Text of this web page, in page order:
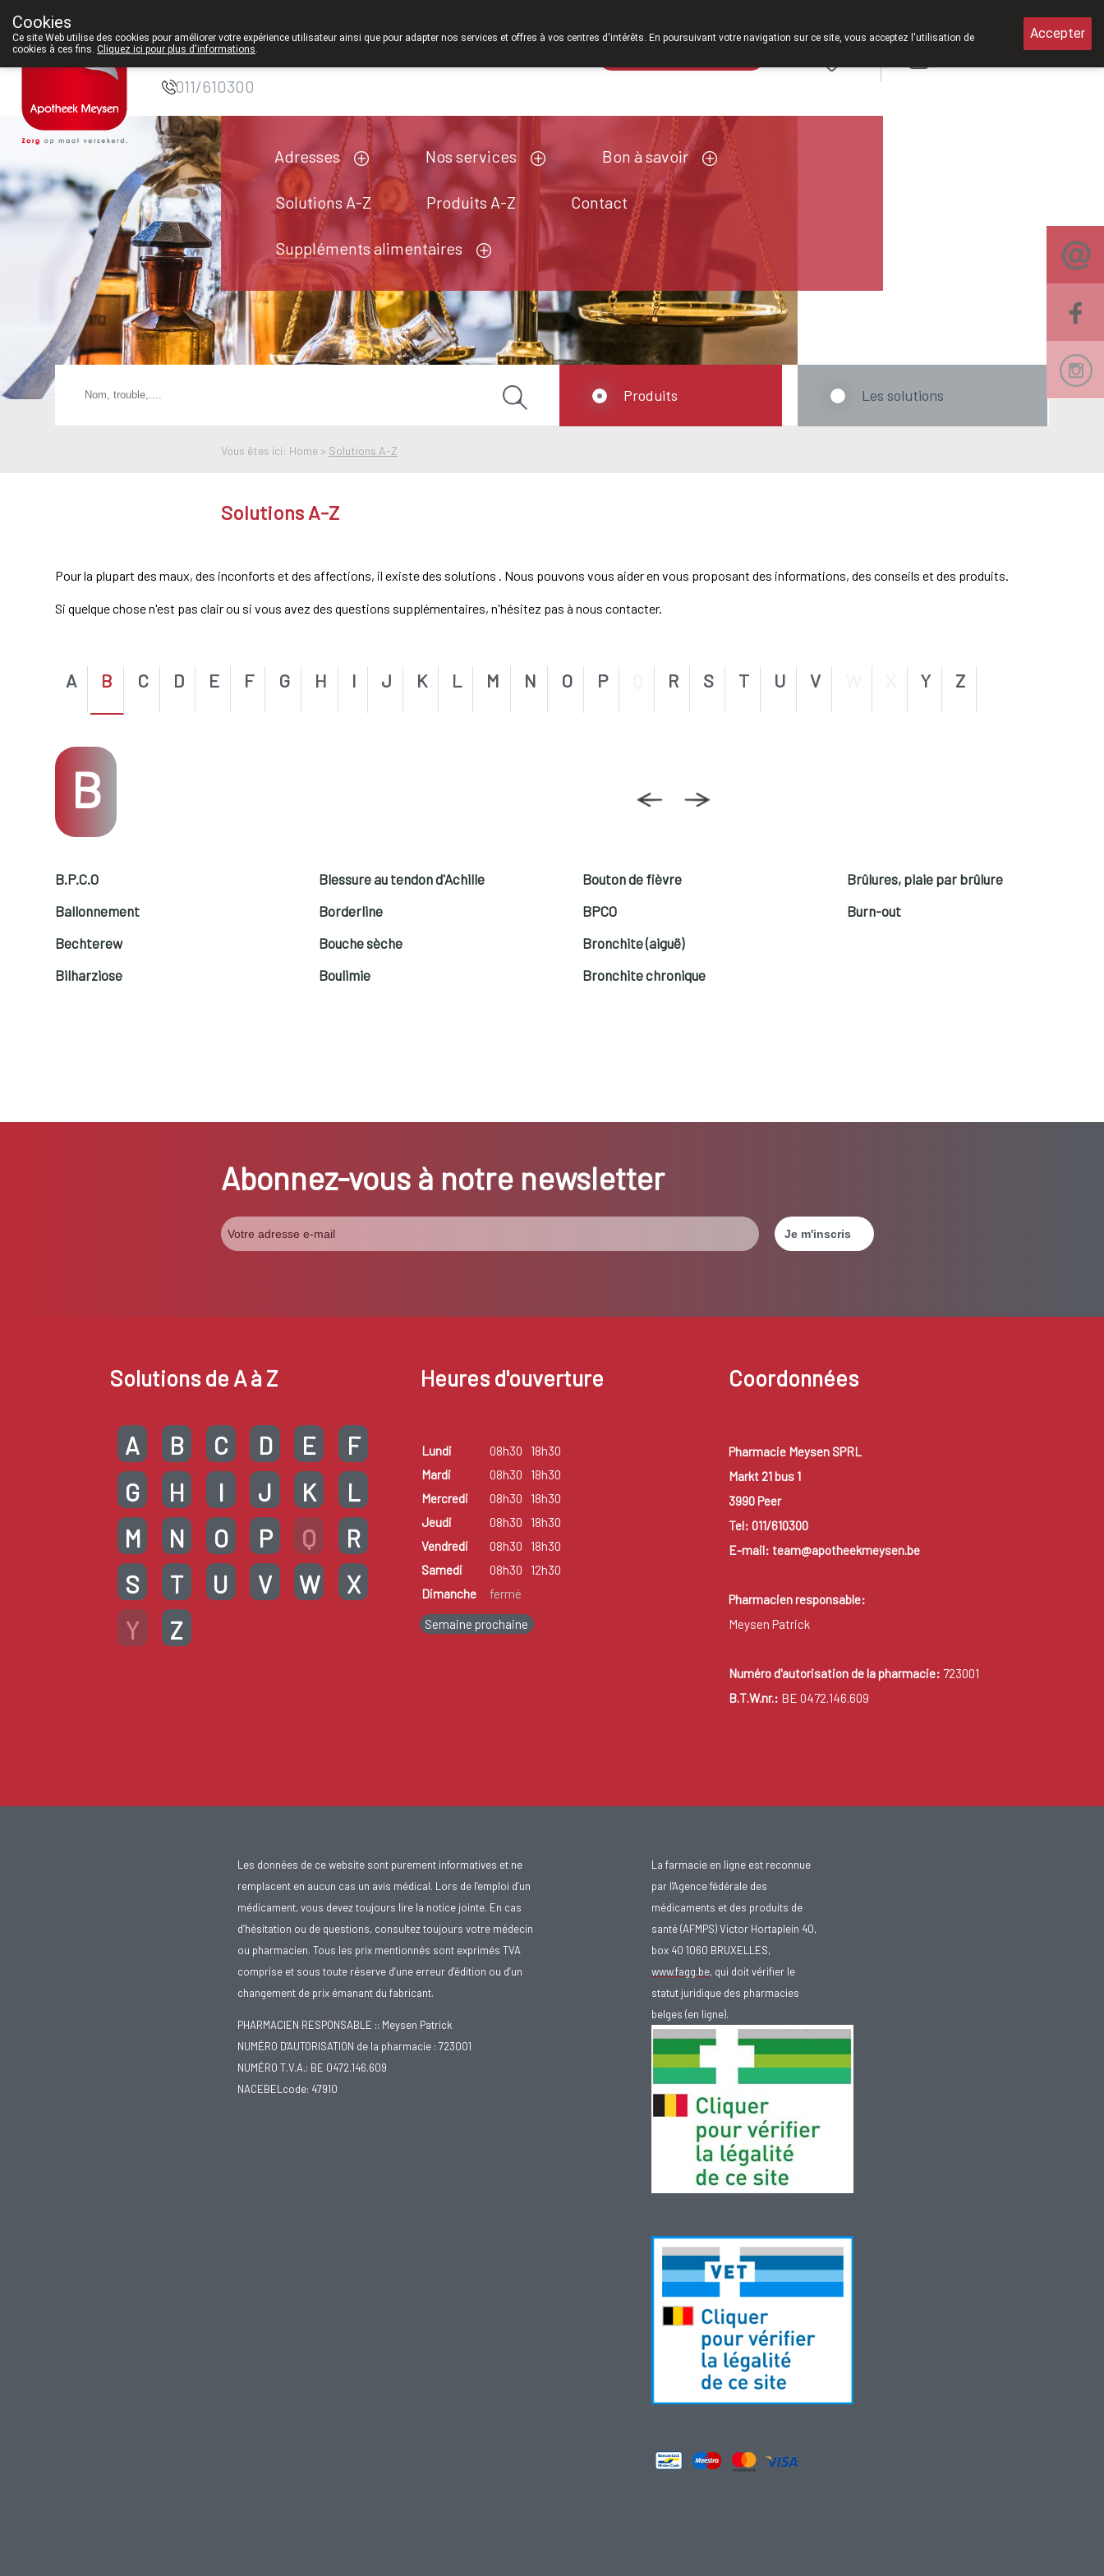
Pharmacie Meysen
SPRL
011/610300
Adresses Nos services Bon à savoir
Solutions A-Z Produits A-Z Contact
Suppléments alimentaires
Vous êtes ici: Home > Solutions A-Z
Solutions A-Z
Produits Les solutions
Pour la plupart des maux, des inconforts et des affections, il existe des solutions . Nous pouvons vous aider en vous proposant des informations, des conseils et des produits.
Si quelque chose n'est pas clair ou si vous avez des questions supplémentaires, n'hésitez pas à nous contacter.
A B C D E F G H I J K L M N O P R S T U V Y Z
B
B.P.C.O
Ballonnement
Bechterew
Bilharziose
Blessure au tendon d'Achille
Borderline
Bouche sèche
Boulimie
Bouton de fièvre
BPCO
Bronchite (aiguë)
Bronchite chronique
Brûlures, plaie par brûlure
Burn-out
Abonnez-vous à notre newsletter
Solutions de A à Z
A B C D E
F
G
H I J K
L
M
N O P Q
R
S
T U V W
X
Y
Z
Heures d'ouverture
Lundi 08h30
18h30
Mardi
08h30
18h30
Mercredi
08h30
18h30
Jeudi
08h30
18h30
Vendredi
08h30
18h30
Samedi
08h30
12h30
Dimanche
fermé
Semaine prochaine
Coordonnées
Pharmacie Meysen SPRL
Markt 21 bus 1
3990 Peer
Tel: 011/610300
E-mail: team@apotheekmeysen.be
Pharmacien responsable:
Meysen Patrick
Numéro d'autorisation de la pharmacie: 723001
B.T.W.nr.: BE 0472.146.609
Les données de ce website sont purement informatives et ne
remplacent en aucun cas un avis médical. Lors de l’emploi d’un
médicament, vous devez toujours lire la notice jointe. En cas
d’hésitation ou de questions, consultez toujours votre médecin
ou pharmacien. Tous les prix mentionnés sont exprimés TVA
comprise et sous toute réserve d’une erreur d’édition ou d’un
changement de prix émanant du fabricant.
PHARMACIEN RESPONSABLE :: Meysen Patrick
NUMÉRO D'AUTORISATION de la pharmacie : 723001
NUMÉRO T.V.A.: BE 0472.146.609
NACEBELcode: 47910
La farmacie en ligne est reconnue
par l'Agence fédérale des
médicaments et des produits de
santé (AFMPS) Victor Hortaplein 40,
box 40 1060 BRUXELLES,
www.fagg.be, qui doit vérifier le
statut juridique des pharmacies
belges (en ligne).
Cookies
Ce site Web utilise des cookies pour améliorer votre expérience utilisateur ainsi que pour adapter nos services et offres à vos centres d'intérêts. En poursuivant votre navigation sur ce site, vous acceptez l'utilisation de
cookies à ces fins. Cliquez ici pour plus d'informations.
Accepter